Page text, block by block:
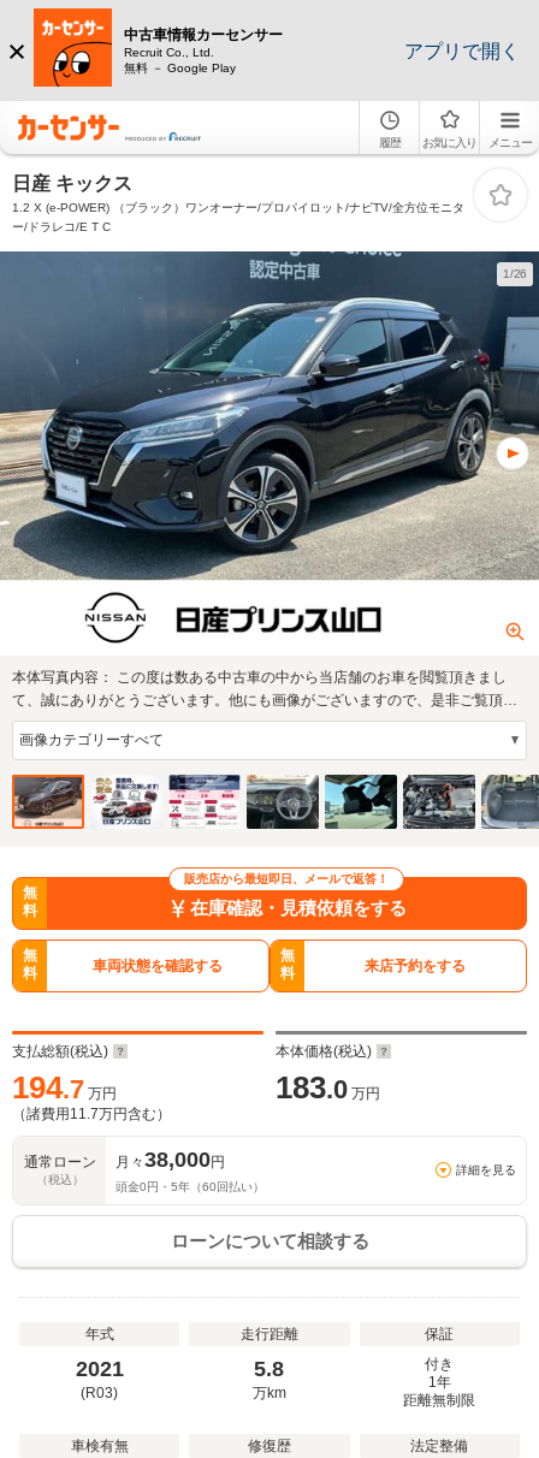
中古車情報カーセンサー
Recruit Co., Ltd.
無料 － Google Play
アプリで開く
履歴 お気に入り メニュー
日産 キックス
1.2 X (e-POWER) （ブラック）ワンオーナー/プロパイロット/ナビTV/全方位モニタ
ー/ドラレコ/E T C
1/26
本体写真内容： この度は数ある中古車の中から当店舗のお車を閲覧頂きまし
て、誠にありがとうございます。他にも画像がございますので、是非ご覧頂け
ればと思いま…
販売店から最短即日、メールで返答！
無
料
在庫確認・見積依頼をする
無
料
車両状態を確認する
無
料
来店予約をする
支払総額(税込)
194.7 万円
（諸費用 11.7万円含む）
本体価格(税込)
183.0 万円
通常ローン
（税込）
月々38,000円
頭金0円・ 5年（60 回払い）
詳細を見る
ローンについて相談する
年式
2021
(R03)
走行距離
5.8
万km
保証
付き
1年
距離無制限
車検有無
修復歴
法定整備